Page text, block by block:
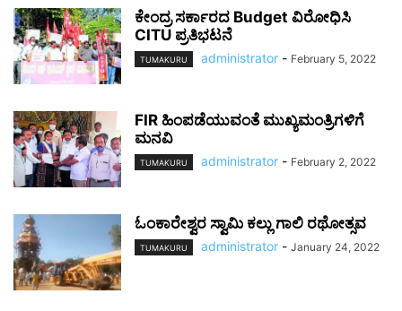
ಕೇಂದ್ರ ಸರ್ಕಾರದ Budget ವಿರೋಧಿಸಿ
CITU ಪ್ರತಿಭಟನೆ
TUMAKURU administrator - February 5, 2022
FIR ಹಿಂಪಡೆಯುವಂತೆ ಮುಖ್ಯಮಂತ್ರಿಗಳಿಗೆ
ಮನವಿ
TUMAKURU administrator - February 2, 2022
ಓಂಕಾರೇಶ್ವರ ಸ್ವಾಮಿ ಕಲ್ಲು ಗಾಲಿ ರಥೋತ್ಸವ
TUMAKURU administrator - January 24, 2022